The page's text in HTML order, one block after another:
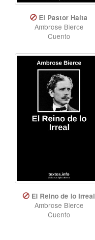
El Pastor Haíta
Ambrose Bierce
Cuento
El Reino de lo Irreal
Ambrose Bierce
Cuento